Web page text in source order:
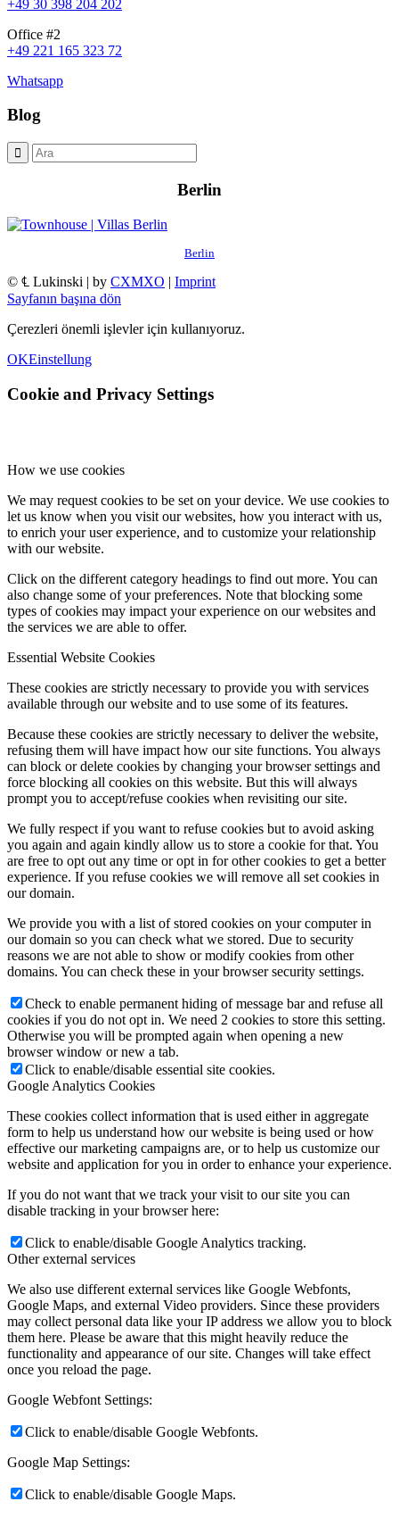
+49 30 398 204 202
Office #2
+49 221 165 323 72
Whatsapp
Blog
Berlin
Berlin
© ℄ Lukinski | by CXMXO | Imprint
Sayfanın başına dön
Çerezleri önemli işlevler için kullanıyoruz.
OKEinstellung
Cookie and Privacy Settings
How we use cookies
We may request cookies to be set on your device. We use cookies to
let us know when you visit our websites, how you interact with us,
to enrich your user experience, and to customize your relationship
with our website.
Click on the different category headings to find out more. You can
also change some of your preferences. Note that blocking some
types of cookies may impact your experience on our websites and
the services we are able to offer.
Essential Website Cookies
These cookies are strictly necessary to provide you with services
available through our website and to use some of its features.
Because these cookies are strictly necessary to deliver the website,
refusing them will have impact how our site functions. You always
can block or delete cookies by changing your browser settings and
force blocking all cookies on this website. But this will always
prompt you to accept/refuse cookies when revisiting our site.
We fully respect if you want to refuse cookies but to avoid asking
you again and again kindly allow us to store a cookie for that. You
are free to opt out any time or opt in for other cookies to get a better
experience. If you refuse cookies we will remove all set cookies in
our domain.
We provide you with a list of stored cookies on your computer in
our domain so you can check what we stored. Due to security
reasons we are not able to show or modify cookies from other
domains. You can check these in your browser security settings.
Check to enable permanent hiding of message bar and refuse all
cookies if you do not opt in. We need 2 cookies to store this setting.
Otherwise you will be prompted again when opening a new
browser window or new a tab.
Click to enable/disable essential site cookies.
Google Analytics Cookies
These cookies collect information that is used either in aggregate
form to help us understand how our website is being used or how
effective our marketing campaigns are, or to help us customize our
website and application for you in order to enhance your experience.
If you do not want that we track your visit to our site you can
disable tracking in your browser here:
Click to enable/disable Google Analytics tracking.
Other external services
We also use different external services like Google Webfonts,
Google Maps, and external Video providers. Since these providers
may collect personal data like your IP address we allow you to block
them here. Please be aware that this might heavily reduce the
functionality and appearance of our site. Changes will take effect
once you reload the page.
Google Webfont Settings:
Click to enable/disable Google Webfonts.
Google Map Settings:
Click to enable/disable Google Maps.